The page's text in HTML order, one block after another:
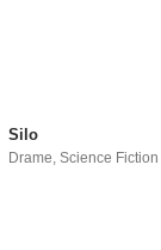
Silo
Drame ,Science Fiction